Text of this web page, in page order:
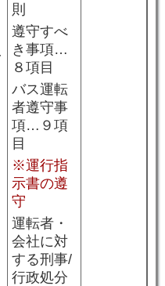
則
遵守すべ
き事項…
８項目
バス運転
者遵守事
項…９項
目
※運行指
示書の遵
守
運転者・
会社に対
する刑事/
行政処分